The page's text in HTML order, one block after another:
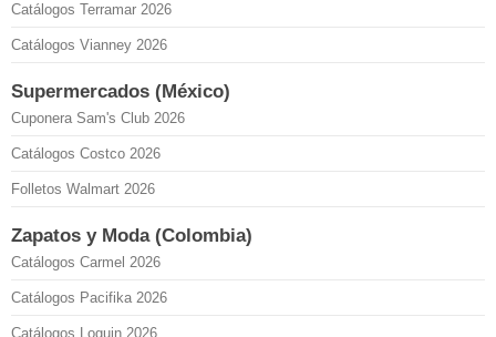
Catálogos Terramar 2026
Catálogos Vianney 2026
Supermercados (México)
Cuponera Sam's Club 2026
Catálogos Costco 2026
Folletos Walmart 2026
Zapatos y Moda (Colombia)
Catálogos Carmel 2026
Catálogos Pacifika 2026
Catálogos Loguin 2026